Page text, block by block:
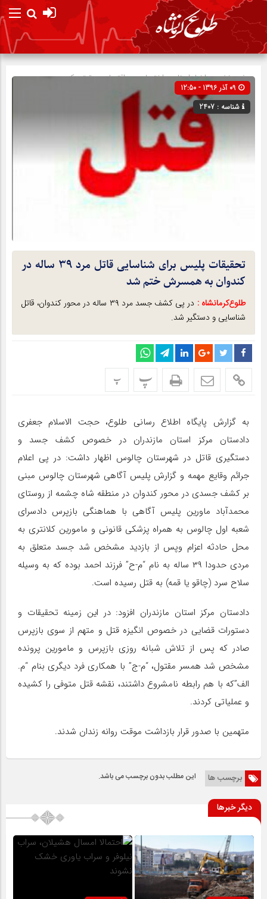
صفحه نخستاخبار استان»اختصاصی»اقتصادی»تیتر یک
شناسه : 2407
تحقیقات پلیس برای شناسایی قاتل مرد ۳۹ ساله در
کندوان به همسرش ختم شد
طلوع‌‌کرمانشاه :
در پی کشف جسد مرد ۳۹ ساله در محور کندوان، قاتل
شناسایی و دستگیر شد.
پ پ
به گزارش پایگاه اطلاع رسانی طلوع، حجت الاسلام جعفری
دادستان مرکز استان مازندران در خصوص کشف جسد و
دستگیری قاتل در شهرستان چالوس اظهار داشت: در پی اعلام
جرائم وقایع مهمه و گزارش پلیس آگاهی شهرستان چالوس مبنی
بر کشف جسدی در محور کندوان در منطقه شاه چشمه از روستای
محمدآباد ماورین پلیس آگاهی با هماهنگی بازپرس دادسرای
شعبه اول چالوس به همراه پزشکی قانونی و مامورین کلانتری به
محل حادثه اعزام وپس از بازدید مشخص شد جسد متعلق به
مردی حدودا ۳۹ ساله به نام “م-ح” فرزند احمد بوده که به وسیله
سلاح سرد (چاقو یا قمه) به قتل رسیده است.
دادستان مرکز استان مازندران افزود: در این زمینه تحقیقات و
دستورات قضایی در خصوص انگیزه قتل و متهم از سوی بازپرس
صادر که پس از تلاش شبانه روزی بازپرس و مامورین پرونده
مشخص شد همسر مقتول، “م-ج” با همکاری فرد دیگری بنام “م.
الف”که با هم رابطه نامشروع داشتند، نقشه قتل متوفی را کشیده
و عملیاتی کردند.
متهمین با صدور قرار بازداشت موقت روانه زندان شدند.
برچسب ها این مطلب بدون برچسب می باشد.
دیگر خبرها